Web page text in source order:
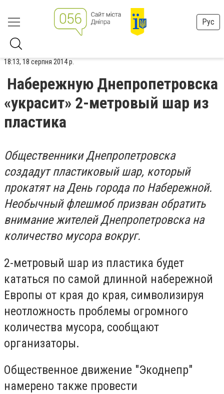
Рус
18:13, 18 серпня 2014 р.
Набережную Днепропетровска
«украсит» 2-метровый шар из
пластика
Общественники Днепропетровска
создадут пластиковый шар, который
прокатят на День города по Набережной.
Необычный флешмоб призван обратить
внимание жителей Днепропетровска на
количество мусора вокруг.
2-метровый шар из пластика будет
кататься по самой длинной набережной
Европы от края до края, символизируя
неотложность проблемы огромного
количества мусора, сообщают
организаторы.
Общественное движение "Экоднепр"
намерено также провести